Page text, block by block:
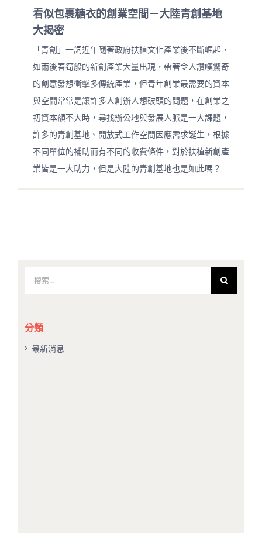
看似包裹糖衣的創業空間－大陸青創基地
大揭密
「青創」一詞近年隨著政府扶植文化產業後不斷崛起，
如雨後春筍般的新創產業大量出現，帶著令人讚嘆驚奇
的創意發想衝擊多傳統產業，但青年創業最需要的資本
與空間常常是讓許多人創辦人想破頭的問題，在創業之
初資本額不大時，尋找辦公地與發展人脈是一大課題，
許多的青創基地、開放式工作空間因應需求誕生，根據
不同單位的補助而有不同的收費條件，對於扶植新創產
業皆是一大助力，但是大陸的青創基地也是如此嗎？
果：
分類
最新消息